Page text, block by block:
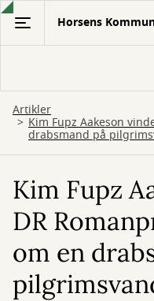
Gå
hovedindhold
Horsens
Artikler
Kim Fupz Aakeson
drabsmand på
Kim Fupz
DR
om en